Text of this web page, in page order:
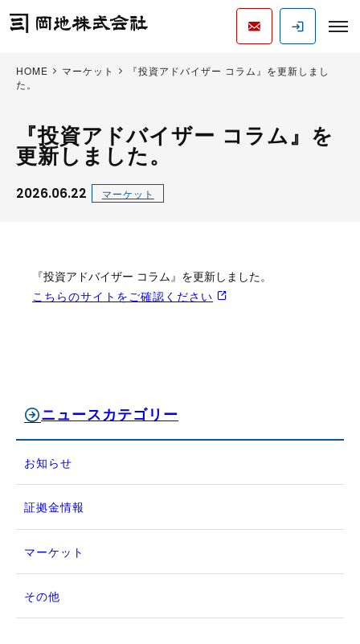
HOME マーケット
『投資アドバイザー コラム』を更新しまし
た。
『投資アドバイザー コラム』を
更新しました。
2026.06.22 マーケット
『投資アドバイザー コラム』を更新しました。
こちらのサイトをご確認ください
ニュースカテゴリー
お知らせ
証拠金情報
マーケット
その他